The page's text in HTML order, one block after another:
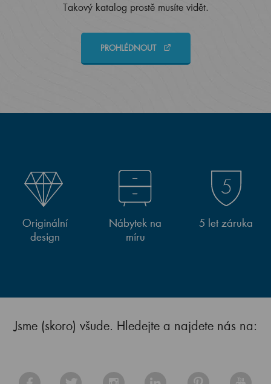
Takový katalog prostě musíte vidět.
PROHLÉDNOUT
Originální
design
Nábytek na
míru
5 let záruka
Jsme (skoro) všude. Hledejte a najdete nás na: